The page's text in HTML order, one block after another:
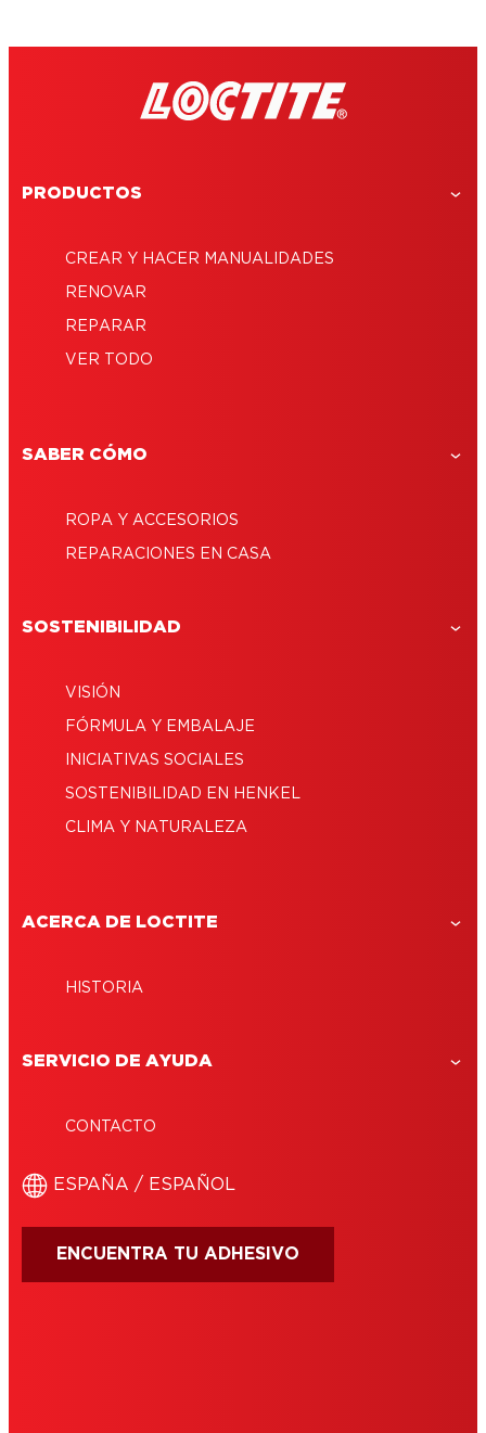
PRODUCTOS
CREAR Y HACER MANUALIDADES
RENOVAR
REPARAR
VER TODO
SABER CÓMO
ROPA Y ACCESORIOS
REPARACIONES EN CASA
SOSTENIBILIDAD
VISIÓN
FÓRMULA Y EMBALAJE
INICIATIVAS SOCIALES
SOSTENIBILIDAD EN HENKEL
CLIMA Y NATURALEZA
ACERCA DE LOCTITE
HISTORIA
SERVICIO DE AYUDA
CONTACTO
ESPAÑA / ESPAÑOL
ENCUENTRA TU ADHESIVO